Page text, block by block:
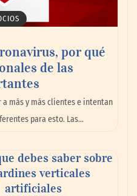
la forma de
por qué
de las
más y más clientes e intentan
para esto. Las…
debes saber sobre
verticales
artificiales